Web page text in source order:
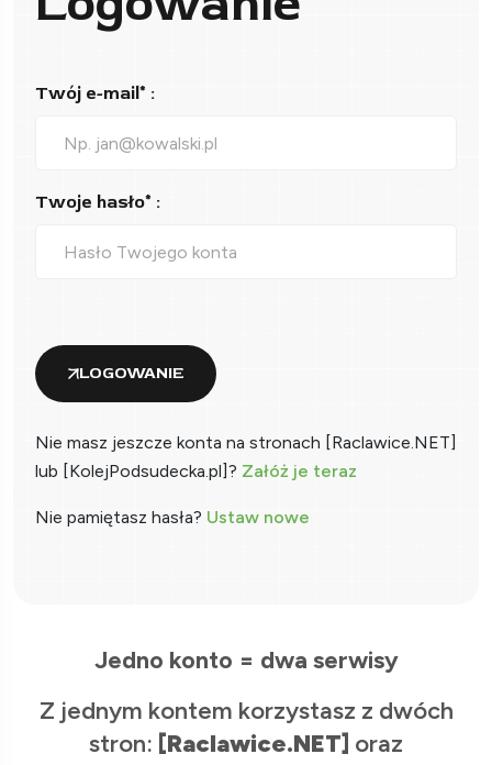
Twój e-mail* :
Twoje hasło* :
LOGOWANIE
Nie masz jeszcze konta na stronach [Raclawice.NET]
lub [KolejPodsudecka.pl]? Załóż je teraz
Nie pamiętasz hasła? Ustaw nowe
Jedno konto = dwa serwisy
Z jednym kontem korzystasz z dwóch
stron: [Raclawice.NET] oraz